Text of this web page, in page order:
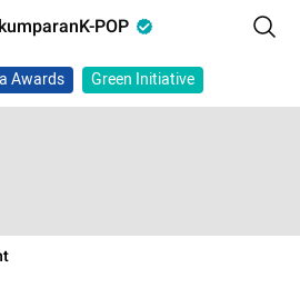
kumparanK-POP
Awards Green Initiative